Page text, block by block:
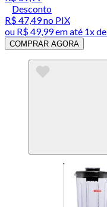
Desconto
R$ 47,49no PIX
ou R$ 49,99em até 1x de
COMPRAR AGORA